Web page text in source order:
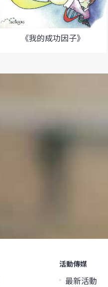
《我的成功因子》
活動傳媒
最新活動